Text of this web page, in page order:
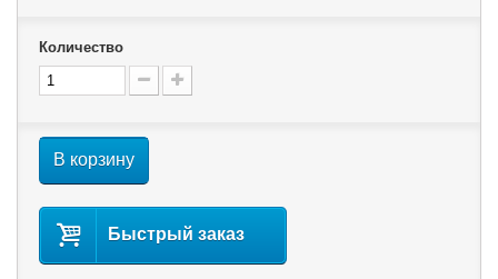
Количество
В корзину
Быстрый заказ